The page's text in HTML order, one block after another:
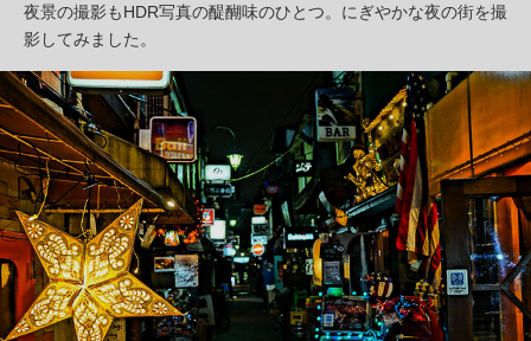
夜景の撮影もHDR写真の醍醐味のひとつ。にぎやかな夜の街を撮
影してみました。